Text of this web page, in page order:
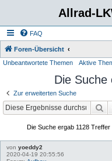
Allrad-
FAQ
Foren-Übersicht
Unbeantwortete Themen Aktive
Die Suche
Zur erweiterten Suche
Die Suche ergab 1128 Treffer
von yoeddy2
2020-04-19 20:55:56